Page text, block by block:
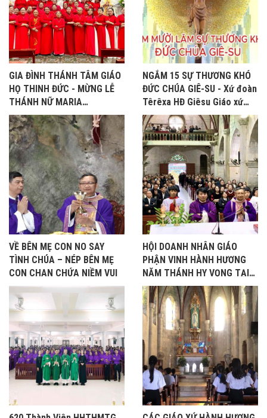
GIA ĐÌNH THÁNH TÂM GIÁO
HỌ THINH ĐỨC - MỪNG LỄ
THÁNH NỮ MARIA
MAĐALÊNA - BỔN MẠNG
NGẮM 15 SỰ THƯƠNG KHÓ
ĐỨC CHÚA GIÊ-SU - Xứ đoàn
Têrêxa HĐ Giêsu Giáo xứ
Bảo Nham, Tuần Thánh năm
2026
VỀ BÊN MẸ CON NO SAY
TÌNH CHÚA – NÉP BÊN MẸ
CON CHAN CHỨA NIỀM VUI
HỘI DOANH NHÂN GIÁO
PHẬN VINH HÀNH HƯƠNG
NĂM THÁNH HY VỌNG TẠI
BẢO NHAM